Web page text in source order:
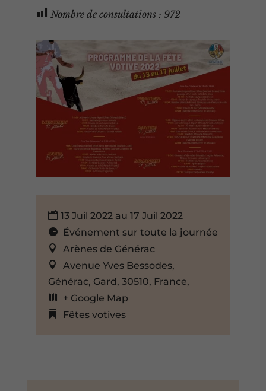
Nombre de consultations : 972
13 Juil 2022 au 17 Juil 2022
Événement sur toute la journée
Arènes de Générac
Avenue Yves Bessodes,
Générac, Gard, 30510, France,
+ Google Map
Fêtes votives